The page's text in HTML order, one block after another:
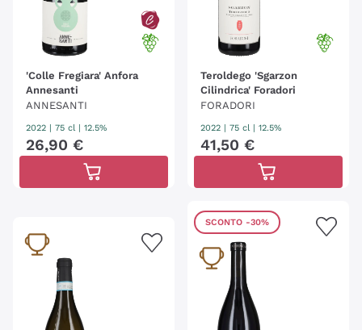
'Colle Fregiara' Anfora
Annesanti
ANNESANTI
2022 | 75 cl | 12.5%
26,90 €
Teroldego 'Sgarzon
Cilindrica' Foradori
FORADORI
2022 | 75 cl | 12.5%
41,50 €
SCONTO -30%